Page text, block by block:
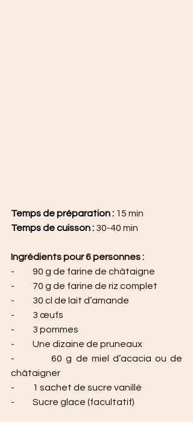
Temps de préparation : 15 min
Temps de cuisson : 30-40 min
Ingrédients pour 6 personnes :
-          90 g de farine de châtaigne
-          70 g de farine de riz complet
-          30 cl de lait d’amande
-          3 œufs
-          3 pommes
-          Une dizaine de pruneaux
-          60 g de miel d’acacia ou de
châtaigner
-          1 sachet de sucre vanillé
-          Sucre glace (facultatif)